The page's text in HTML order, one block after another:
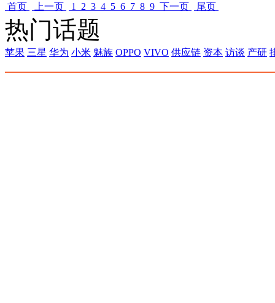
首页 上一页 1 2 3 4 5 6 7 8 9 下一页 尾页
热门话题
苹果 三星 华为 小米 魅族 OPPO VIVO 供应链 资本 访谈 产研